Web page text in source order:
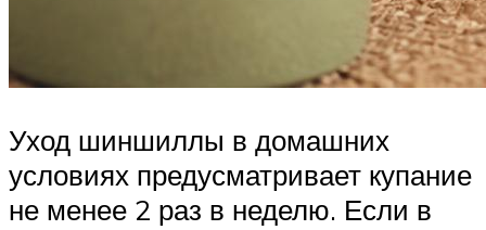
Уход шиншиллы в домашних
условиях предусматривает купание
не менее 2 раз в неделю. Если в